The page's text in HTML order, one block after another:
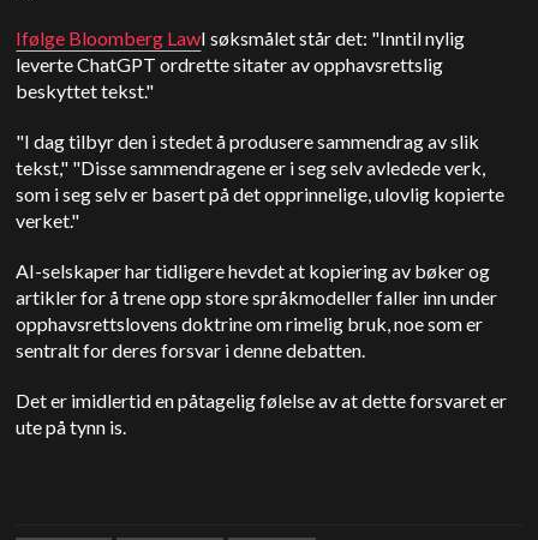
Ifølge Bloomberg LawI søksmålet står det: "Inntil nylig
leverte ChatGPT ordrette sitater av opphavsrettslig
beskyttet tekst."
"I dag tilbyr den i stedet å produsere sammendrag av slik
tekst," "Disse sammendragene er i seg selv avledede verk,
som i seg selv er basert på det opprinnelige, ulovlig kopierte
verket."
AI-selskaper har tidligere hevdet at kopiering av bøker og
artikler for å trene opp store språkmodeller faller inn under
opphavsrettslovens doktrine om rimelig bruk, noe som er
sentralt for deres forsvar i denne debatten.
Det er imidlertid en påtagelig følelse av at dette forsvaret er
ute på tynn is.